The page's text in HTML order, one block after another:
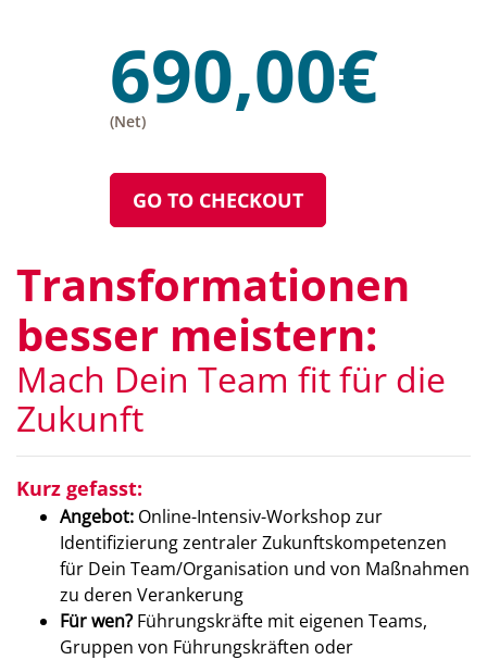
690,00€
(Net)
GO TO CHECKOUT
Transformationen
besser meistern:
Mach Dein Team fit für die
Zukunft
Kurz gefasst:
Angebot: Online-Intensiv-Workshop zur
Identifizierung zentraler Zukunftskompetenzen
für Dein Team/Organisation und von Maßnahmen
zu deren Verankerung
Für wen? Führungskräfte mit eigenen Teams,
Gruppen von Führungskräften oder